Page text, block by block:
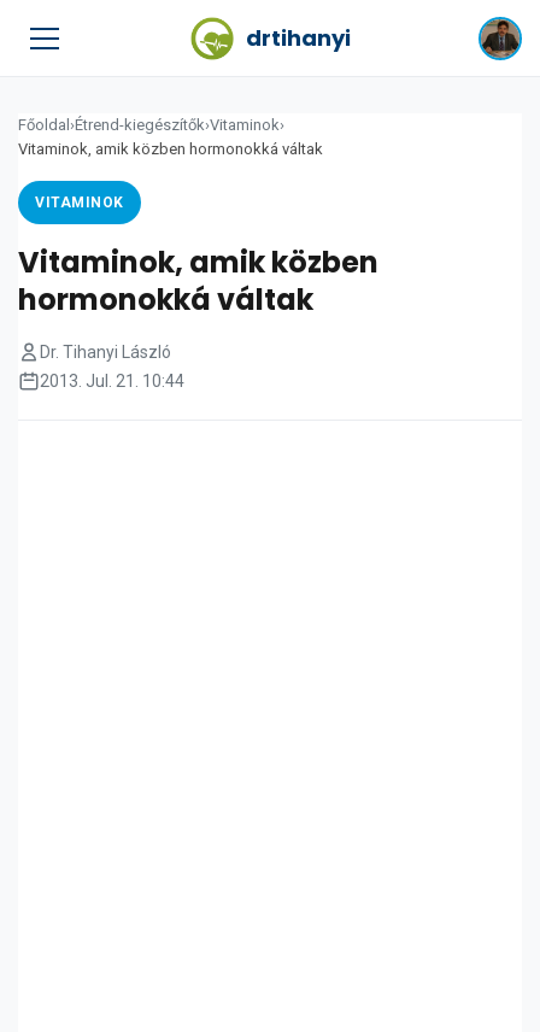
drtihanyi
Főoldal ›Étrend-kiegészítők›Vitaminok›
Vitaminok, amik közben hormonokká váltak
VITAMINOK
Vitaminok, amik közben
hormonokká váltak
Dr. Tihanyi László
2013. Jul. 21. 10:44